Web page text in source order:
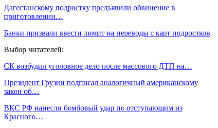
Дагестанскому подростку предъявили обвинение в
приготовлении…
Банки призвали ввести лимит на переводы с карт подростков
Выбор читателей:
СК возбудил уголовное дело после массового ДТП на…
Президент Грузии подписал аналогичный американскому
закон об…
ВКС РФ нанесли бомбовый удар по отступающим из
Красного…